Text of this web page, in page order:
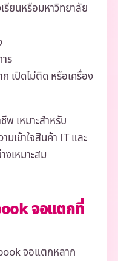
รียนหรือมหาวิทยาลัย
ร
เปิดไม่ติด หรือเครื่อง
พ เหมาะสำหรับ
เข้าใจสินค้า IT และ
เหมาะสม
จอแตกที่
จอแตกหลาก